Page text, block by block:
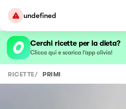
undefined
Cerchi ricette per la dieta?
Clicca qui e scarica l’app olivia!
RICETTE/ PRIMI